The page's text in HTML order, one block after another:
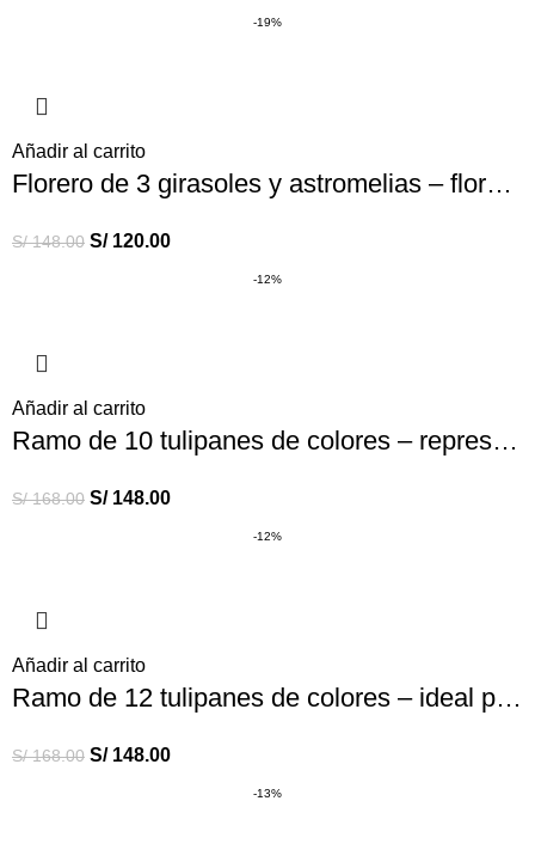
-19%
Añadir al carrito
Florero de 3 girasoles y astromelias – flores amarillas
S/148.00 S/120.00
-12%
Añadir al carrito
Ramo de 10 tulipanes de colores – representan tus diversas emociones
S/168.00 S/148.00
-12%
Añadir al carrito
Ramo de 12 tulipanes de colores – ideal para enamorar
S/168.00 S/148.00
-13%